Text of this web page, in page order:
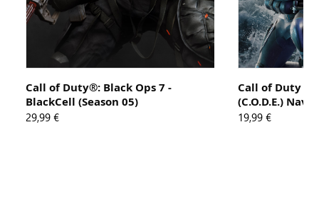
Call of Duty®: Black Ops 7 -
BlackCell (Season 05)
29,99 €
Call of Duty
(C.O.D.E.)
19,99 €